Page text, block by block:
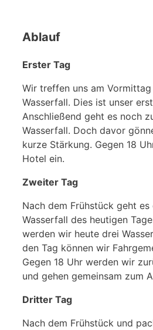
Ablauf
Erster Tag
Wir treffen uns am
Wasserfall. Dies ist unser
Anschließend geht es noch
Wasserfall. Doch davor
kurze Stärkung. Gegen 18
Hotel ein.
Zweiter Tag
Nach dem Frühstück geht
Wasserfall des heutigen
werden wir heute drei
den Tag können wir
Gegen 18 Uhr werden wir
und gehen gemeinsam zum
Dritter Tag
Nach dem Frühstück und